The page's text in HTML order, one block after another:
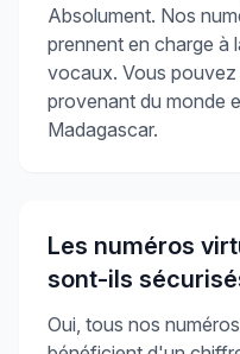
Absolument. Nos
prennent en charge à
vocaux. Vous
provenant du monde
Madagascar.
Les numéros
sont-ils
Oui, tous nos